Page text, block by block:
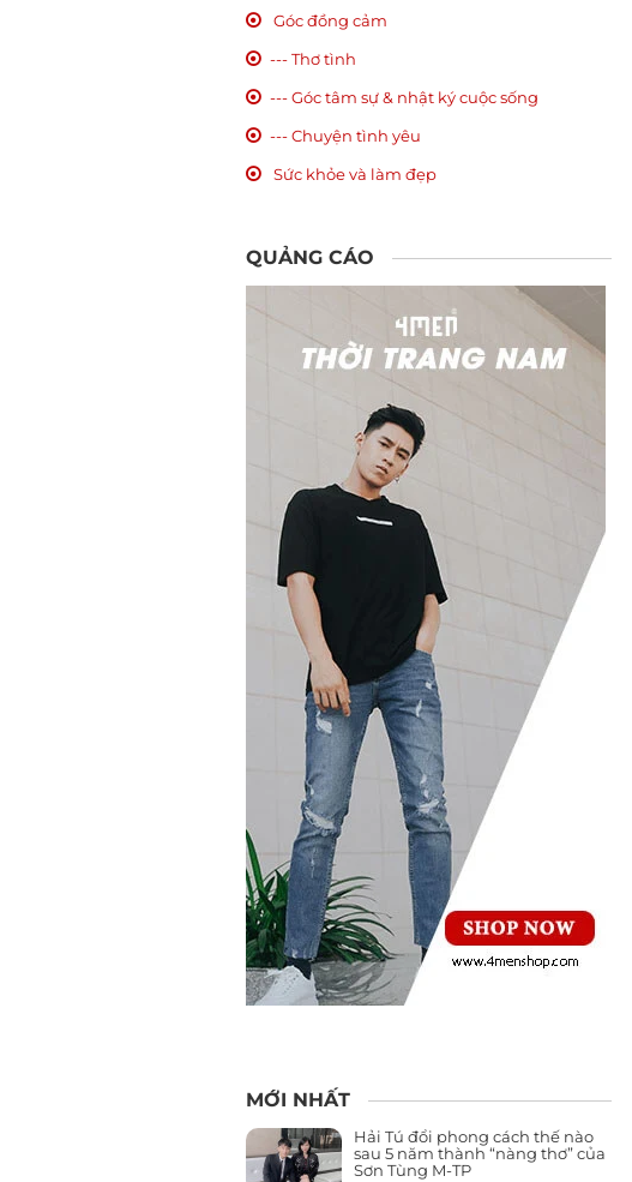
Góc đồng cảm
--- Thơ tình
--- Góc tâm sự & nhật ký cuộc sống
--- Chuyện tình yêu
Sức khỏe và làm đẹp
QUẢNG CÁO
MỚI NHẤT
Hải Tú đổi phong cách thế nào
sau 5 năm thành “nàng thơ” của
Sơn Tùng M-TP